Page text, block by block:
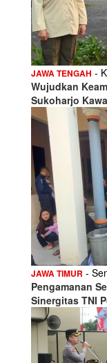
JAWA TENGAH -
Wujudkan
Sukoharjo
JAWA TIMUR -
Pengamanan
Sinergitas TNI